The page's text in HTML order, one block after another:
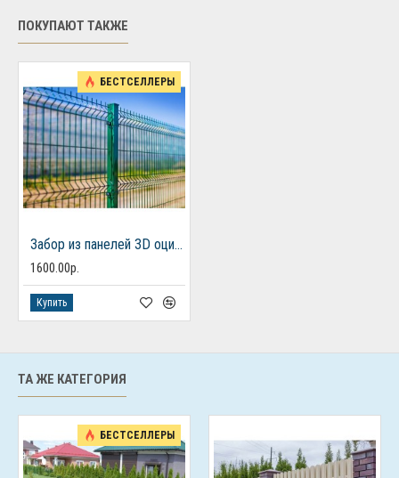
ПОКУПАЮТ ТАКЖЕ
БЕСТСЕЛЛЕРЫ
Забор из панелей 3D оцинкованная ячейка 200*55 MEDIUM ∅4 (1730*2500)
1600.00р.
Купить
ТА ЖЕ КАТЕГОРИЯ
БЕСТСЕЛЛЕРЫ